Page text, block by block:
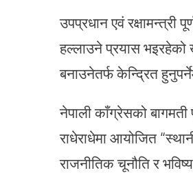
उपप्रधान एवं
हल्लाउने प्रयास भइरहेको
बनाउनेतर्फ केन्द्रित
नेपाली काँग्रेसको
राधेराधेमा आयोजित
राजनीतिक चूनौति र